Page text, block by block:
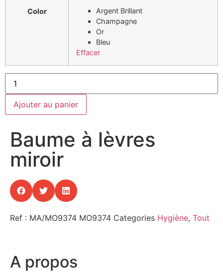
Color
Argent Brillant
Champagne
Or
Bleu
Effacer
Ajouter au panier
Baume à lèvres
miroir
Ref : MA/MO9374 MO9374 Categories Hygiène, Tout
A propos